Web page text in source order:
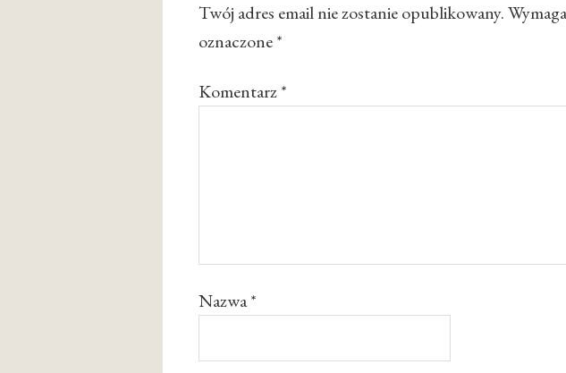
Twój adres email nie zostanie opublikowany.
oznaczone*
Komentarz*
Nazwa*